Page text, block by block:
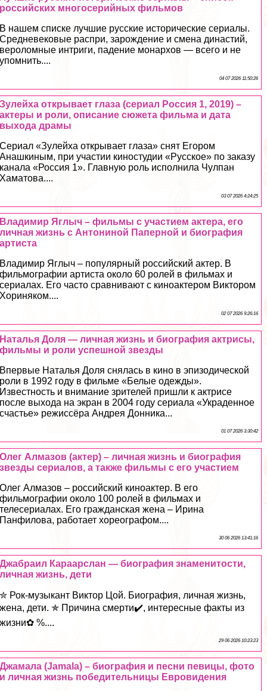
российских многосерийных фильмов
В нашем списке лучшие русские исторические сериалы.
Средневековые распри, зарождение и смена династий,
вероломные интриги, падение монархов — всего и не
упомнить....
04 07 2026 11:50:26
Зулейха открывает глаза (сериал Россия 1, 2019) –
актеры и роли, описание сюжета фильма и дата
выхода драмы
Сериал «Зулейха открывает глаза» снят Егором
Анашкиным, при участии киностудии «Русское» по заказу
канала «Россия 1». Главную роль исполнила Чулпан
Хаматова....
03 07 2026 4:24:25
Владимир Яглыч – фильмы с участием актера, его
личная жизнь с Антониной Паперной и биография
артиста
Владимир Яглыч – популярный российский актер. В
фильмографии артиста около 60 ролей в фильмах и
сериалах. Его часто сравнивают с киноактером Виктором
Хориняком....
02 07 2026 9:26:16
Наталья Доля — личная жизнь и биография актрисы,
фильмы и роли успешной звезды
Впервые Наталья Доля снялась в кино в эпизодической
роли в 1992 году в фильме «Белые одежды».
Известность и внимание зрителей пришли к актрисе
после выхода на экран в 2004 году сериала «Украденное
счастье» режиссёра Андрея Донника...
01 07 2026 3:30:42
Олег Алмaзoв (актер) – личная жизнь и биография
звезды сериалов, а также фильмы с его участием
Олег Алмaзoв – российский киноактер. В его
фильмографии около 100 ролей в фильмах и
телесериалах. Его гражданская жена – Ирина
Панфилова, работает хореографом....
30 06 2026 13:41:16
Джабраил Караарслан — биография знаменитости,
личная жизнь, дети
✮ Рок-музыкант Виктор Цой. Биография, личная жизнь,
жена, дети. ✯ Причина cмepти✔️, интересные факты из
жизни✿ %....
29 06 2026 10:23:23
Джамала (Jamala) – биография и песни певицы, фото
и личная жизнь победительницы Евровидения